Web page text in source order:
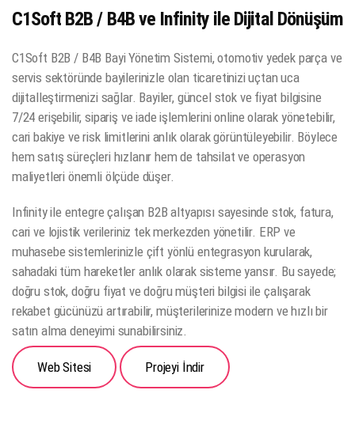
C1Soft B2B / B4B ve Infinity ile Dijital Dönüşüm
C1Soft B2B / B4B Bayi Yönetim Sistemi, otomotiv yedek parça ve
servis sektöründe bayilerinizle olan ticaretinizi uçtan uca
dijitalleştirmenizi sağlar. Bayiler, güncel stok ve fiyat bilgisine
7/24 erişebilir, sipariş ve iade işlemlerini online olarak yönetebilir,
cari bakiye ve risk limitlerini anlık olarak görüntüleyebilir. Böylece
hem satış süreçleri hızlanır hem de tahsilat ve operasyon
maliyetleri önemli ölçüde düşer.
Infinity ile entegre çalışan B2B altyapısı sayesinde stok, fatura,
cari ve lojistik verileriniz tek merkezden yönetilir. ERP ve
muhasebe sistemlerinizle çift yönlü entegrasyon kurularak,
sahadaki tüm hareketler anlık olarak sisteme yansır. Bu sayede;
doğru stok, doğru fiyat ve doğru müşteri bilgisi ile çalışarak
rekabet gücünüzü artırabilir, müşterilerinize modern ve hızlı bir
satın alma deneyimi sunabilirsiniz.
Web Sitesi Projeyi İndir